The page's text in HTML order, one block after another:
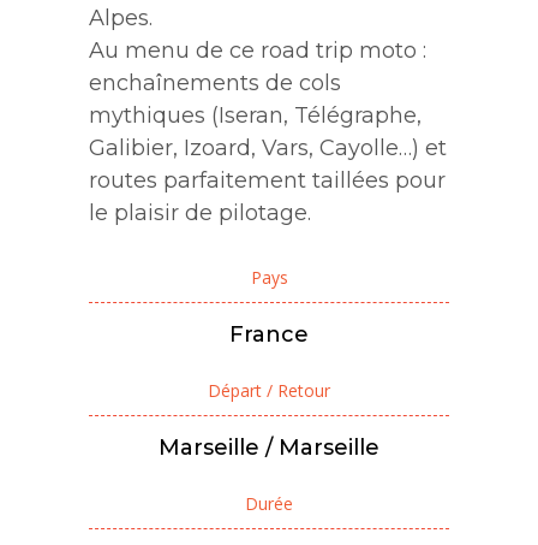
Alpes.
Au menu de ce road trip moto :
enchaînements de cols
mythiques (Iseran, Télégraphe,
Galibier, Izoard, Vars, Cayolle…) et
routes parfaitement taillées pour
le plaisir de pilotage.
Pays
France
Départ / Retour
Marseille / Marseille
Durée